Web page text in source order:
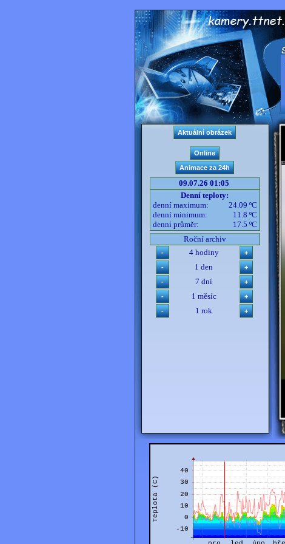
09.07.26 01:05
Denní teploty:
denní maximum:
24.09 ºC
denní minimum:
11.8 ºC
denní průměr:
17.5 ºC
Roční archiv
4 hodiny
1 den
7 dní
1 měsíc
1 rok